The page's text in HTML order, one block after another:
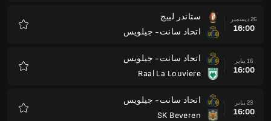
26 ديسمبر
16:00
ستاندر لييج
اتحاد سانت- جيلويس
16 يناير
16:00
اتحاد سانت- جيلويس
Raal La Louviere
23 يناير
16:00
اتحاد سانت- جيلويس
SK Beveren